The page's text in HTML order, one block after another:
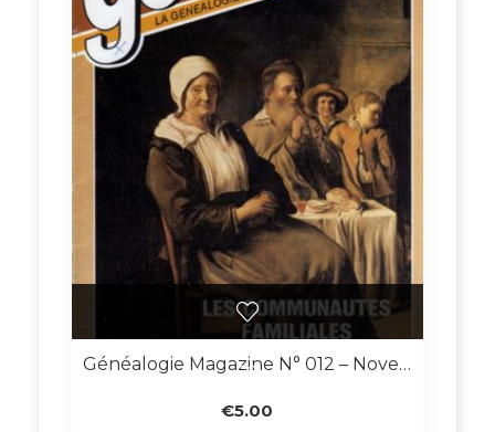
Généalogie Magazine N° 012 – Novembre 1983
€5.00